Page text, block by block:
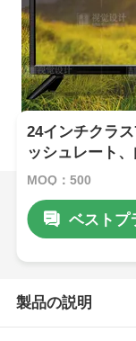
24インチクラ
ッシュレート
MOQ：500
ベストプ
製品の説明